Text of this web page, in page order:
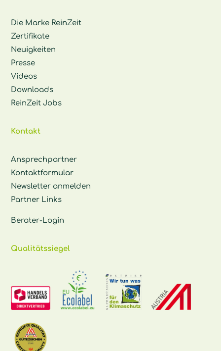
Die Marke ReinZeit
Zertifikate
Neuigkeiten
Presse
Videos
Downloads
ReinZeit Jobs
Kontakt
Ansprechpartner
Kontaktformular
Newsletter anmelden
Partner Links
Berater-Login
Qualitätssiegel